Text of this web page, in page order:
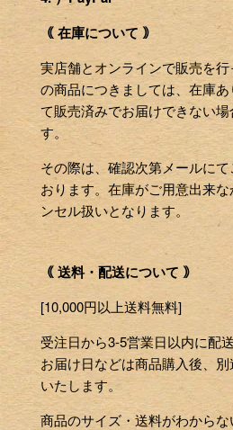
｟ 在庫について ｠
実店舗とオンラインで販売を
の商品につきましては、在庫
て販売済みでお届けできない
す。
その際は、確認次第メールに
おります。在庫がご用意出来
ンセル扱いとなります。
｟ 送料・配送について ｠
[10,000円以上送料無料]
受注日から3-5営業日以内に配
お届け日などは商品購入後、
いたします。
商品のサイズ・送料がわから